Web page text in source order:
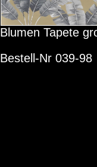
Blumen Tapete
Bestell-Nr 039-98